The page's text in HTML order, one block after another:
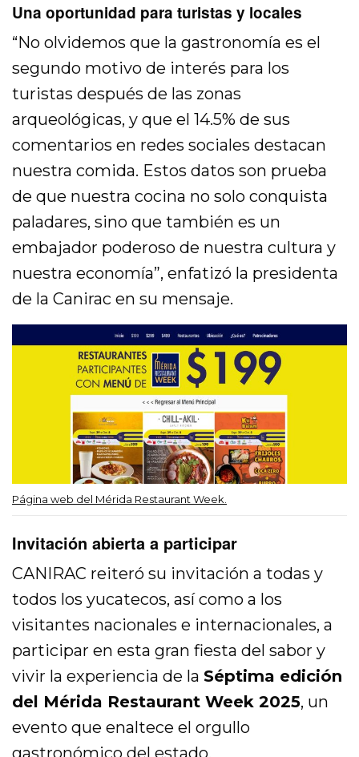
Una oportunidad para turistas y locales
“No olvidemos que la gastronomía es el
segundo motivo de interés para los
turistas después de las zonas
arqueológicas, y que el 14.5% de sus
comentarios en redes sociales destacan
nuestra comida. Estos datos son prueba
de que nuestra cocina no solo conquista
paladares, sino que también es un
embajador poderoso de nuestra cultura y
nuestra economía”, enfatizó la presidenta
de la Canirac en su mensaje.
Página web del Mérida Restaurant Week.
Invitación abierta a participar
CANIRAC reiteró su invitación a todas y
todos los yucatecos, así como a los
visitantes nacionales e internacionales, a
participar en esta gran fiesta del sabor y
vivir la experiencia de laSéptima edición
del Mérida Restaurant Week 2025, un
evento que enaltece el orgullo